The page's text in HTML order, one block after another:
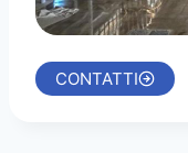
CONTATTI